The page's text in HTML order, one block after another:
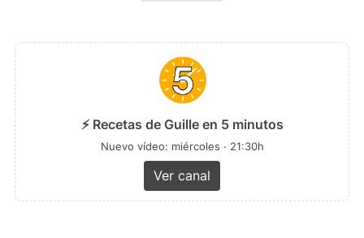
⚡ Recetas de Guille en 5 minutos
Nuevo vídeo: miércoles · 21:30h
Ver canal